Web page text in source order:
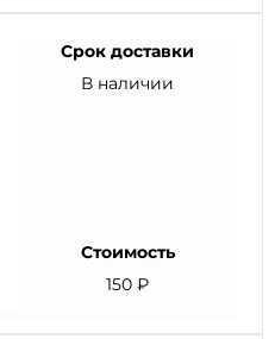
Срок доставки
В наличии
Стоимость
150 ₽